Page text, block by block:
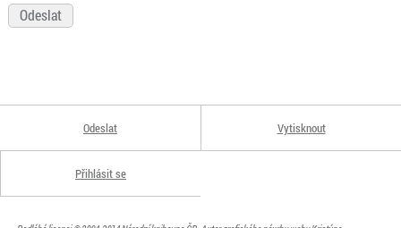
Odeslat Vytisknout
Přihlásit se